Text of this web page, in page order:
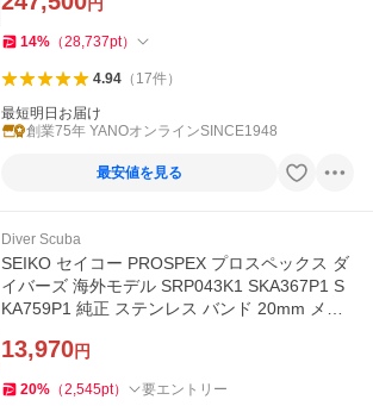
14% （28,737pt）
4.94（ 17件）
最短明日お届け
創業75年 YANOオンラインSINCE1948
最安値を見る
Diver Scuba
SEIKO セイコー PROSPEX プロスペックス ダ
イバーズ 海外モデル SRP043K1 SKA367P1 S
KA759P1 純正 ステンレス バンド 20mm メタ
13,970円
20% （2,545pt） 要エントリー